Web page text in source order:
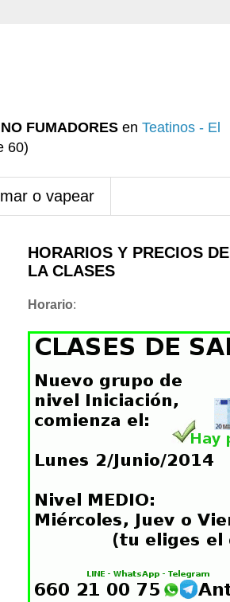
FUMADORES en Teatinos - El
60)
o vapear
HORARIOS Y PRECIOS DE
LA CLASES
Horario: